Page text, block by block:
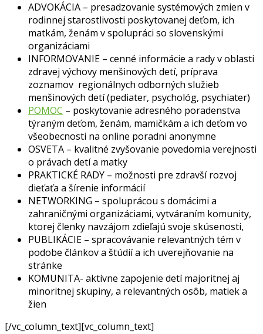
ADVOKÁCIA – presadzovanie systémových zmien v
rodinnej starostlivosti poskytovanej deťom, ich
matkám, ženám v spolupráci so slovenskými
organizáciami
INFORMOVANIE – cenné informácie a rady v oblasti
zdravej výchovy menšinových detí, príprava
zoznamov regionálnych odborných služieb
menšinových detí (pediater, psychológ, psychiater)
POMOC – poskytovanie adresného poradenstva
týraným deťom, ženám, mamičkám a ich deťom vo
všeobecnosti na online poradni anonymne
OSVETA – kvalitné zvyšovanie povedomia verejnosti
o právach detí a matky
PRAKTICKÉ RADY – možnosti pre zdravší rozvoj
dieťaťa a šírenie informácií
NETWORKING – spoluprácou s domácimi a
zahraničnými organizáciami, vytváraním komunity,
ktorej členky navzájom zdieľajú svoje skúsenosti,
PUBLIKÁCIE – spracovávanie relevantných tém v
podobe článkov a štúdií a ich uverejňovanie na
stránke
KOMUNITA- aktívne zapojenie detí majoritnej aj
minoritnej skupiny, a relevantných osôb, matiek a
žien
[/vc_column_text][vc_column_text]